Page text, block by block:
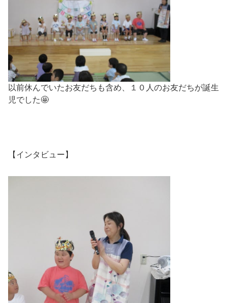
以前休んでいたお友だちも含め、１０人のお友だちが誕生
児でした🤩
【インタビュー】